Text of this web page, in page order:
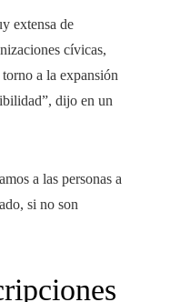
extensa de
cívicas,
a la expansión
dijo en un
a las personas a
si no son